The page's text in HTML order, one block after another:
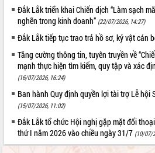
Đắk Lắk triển khai Chiến dịch “Làm sạch
nghẽn trong kinh doanh” (22/07/2026, 14:27)
Đắk Lắk tiếp tục trao trả hồ sơ, kỷ vật cán
Tăng cường thông tin, tuyên truyền về
mạnh thực hiện tìm kiếm, quy tập và xác
(16/07/2026, 16:24)
Ban hành Quy định quyền lợi tài trợ Lễ hội
(15/07/2026, 11:02)
Đắk Lắk tổ chức Hội nghị gặp mặt đối
thứ I năm 2026 vào chiều ngày 31/7 (10/07/